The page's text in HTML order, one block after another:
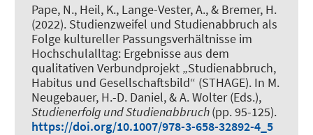
Pape, N., Heil, K., Lange-Vester, A., & Bremer, H.
(2022). Studienzweifel und Studienabbruch als
Folge kultureller Passungsverhältnisse im
Hochschulalltag: Ergebnisse aus dem
qualitativen Verbundprojekt „Studienabbruch,
Habitus und Gesellschaftsbild“ (STHAGE). In M.
Neugebauer, H.-D. Daniel, & A. Wolter (Eds.),
Studienerfolg und Studienabbruch(pp. 95-125).
https://doi.org/10.1007/978-3-658-32892-4_5